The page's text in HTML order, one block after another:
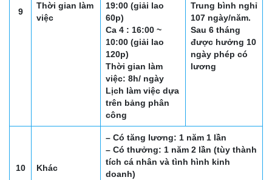
9
Thời gian làm
việc
19:00 (giải lao
60p)
Ca 4 : 16:00 ~
10:00 (giải lao
120p)
Thời gian làm
việc: 8h/ ngày
Lịch làm việc dựa
trên bảng phân
công
Trung bình nghỉ
107 ngày/năm.
Sau 6 tháng
được hưởng 10
ngày phép có
lương
10 Khác
– Có tăng lương: 1 năm 1 lần
– Có thưởng: 1 năm 2 lần (tùy thành
tích cá nhân và tình hình kinh
doanh)